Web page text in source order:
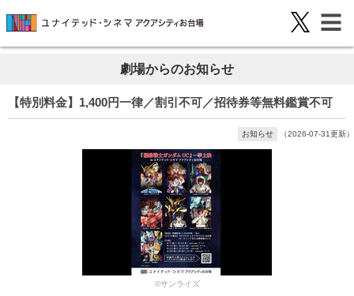
劇場からのお知らせ
【特別料金】1,400円一律／割引不可／招待券等無料鑑賞不可
お知らせ （2026-07-31更新）
©サンライズ